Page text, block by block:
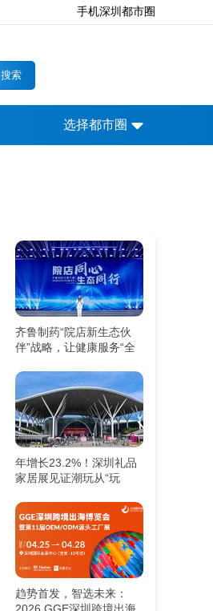
手机深圳都市圈
搜索
选择都市圈
齐鲁制药“院店新生态伙
伴”战略，让健康服务“全
年增长23.2%！深圳礼品
家居展见证潮玩从“玩
趋势首发，智选未来：